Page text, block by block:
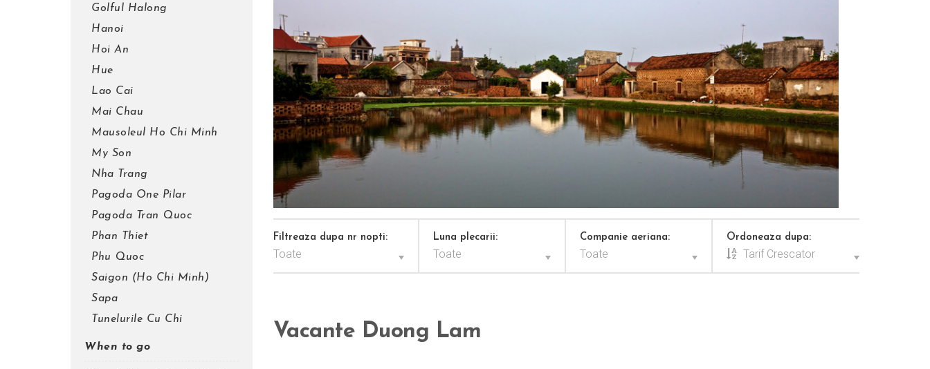
Golful Halong
Hanoi
Hoi An
Hue
Lao Cai
Mai Chau
Mausoleul Ho Chi Minh
My Son
Nha Trang
Pagoda One Pilar
Pagoda Tran Quoc
Phan Thiet
Phu Quoc
Saigon (Ho Chi Minh)
Sapa
Tunelurile Cu Chi
When to go
Filtreaza dupa nr nopti:
Toate
Luna plecarii:
Toate
Companie aeriana:
Toate
Ordoneaza dupa:
Tarif Crescator
Vacante Duong Lam